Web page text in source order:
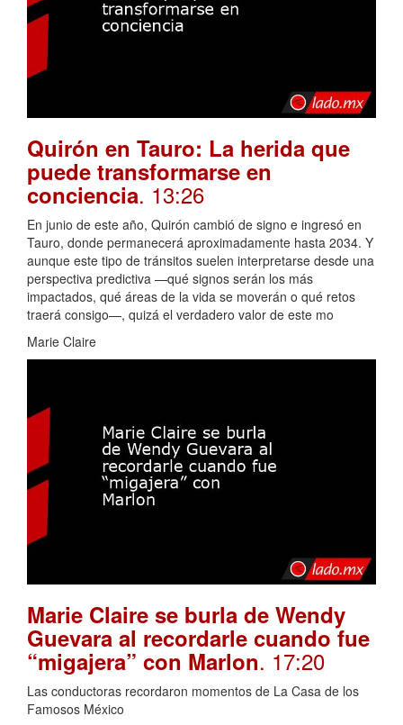
Quirón en Tauro: La herida que
puede transformarse en
conciencia. 13:26
En junio de este año, Quirón cambió de signo e ingresó en
Tauro, donde permanecerá aproximadamente hasta 2034. Y
aunque este tipo de tránsitos suelen interpretarse desde una
perspectiva predictiva —qué signos serán los más
impactados, qué áreas de la vida se moverán o qué retos
traerá consigo—, quizá el verdadero valor de este mo
Marie Claire
Marie Claire se burla de Wendy
Guevara al recordarle cuando fue
“migajera” con Marlon. 17:20
Las conductoras recordaron momentos de La Casa de los
Famosos México